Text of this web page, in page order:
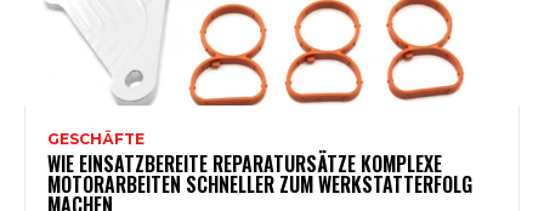
GESCHÄFTE
WIE EINSATZBEREITE REPARATURSÄTZE KOMPLEXE
MOTORARBEITEN SCHNELLER ZUM WERKSTATTERFOLG